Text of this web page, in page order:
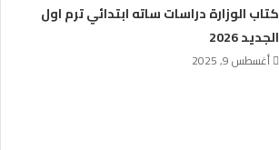
كتاب الوزارة دراسات ساته ابتدائي ترم اول
الجديد 2026
أغسطس 9, 2025